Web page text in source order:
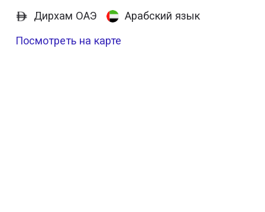
Дирхам ОАЭ
Арабский язык
Посмотреть на карте